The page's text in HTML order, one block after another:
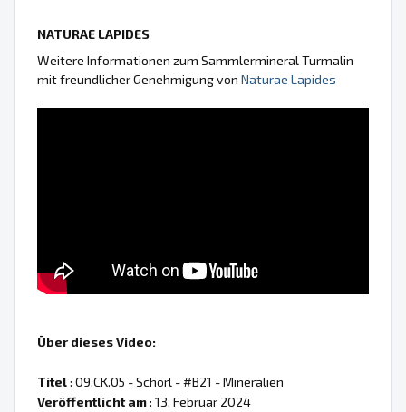
NATURAE LAPIDES
Weitere Informationen zum Sammlermineral Turmalin
mit freundlicher Genehmigung von Naturae Lapides
Über dieses Video:
Titel: 09.CK.05 - Schörl - #B21 - Mineralien
Veröffentlicht am: 13. Februar 2024